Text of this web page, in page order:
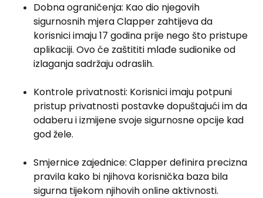
Dobna ograničenja: Kao dio njegovih
sigurnosnih mjera Clapper zahtijeva da
korisnici imaju 17 godina prije nego što pristupe
aplikaciji. Ovo će zaštititi mlađe sudionike od
izlaganja sadržaju odraslih.
Kontrole privatnosti: Korisnici imaju potpuni
pristup privatnosti postavke dopuštajući im da
odaberu i izmijene svoje sigurnosne opcije kad
god žele.
Smjernice zajednice: Clapper definira precizna
pravila kako bi njihova korisnička baza bila
sigurna tijekom njihovih online aktivnosti.